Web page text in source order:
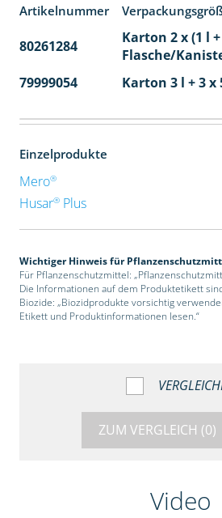
Artikelnummer
80261284
Karton 2 x (1 l
Flasche/
79999054 Karton 3 l + 3
Einzelprodukte
Mero®
Husar®Plus
Wichtiger Hinweis für
Für Pflanzenschutzmittel:
Die Informationen auf dem Produktetikett
Biozide: „Biozidprodukte vorsichtig
Etikett und Produktinformationen lesen.“
ZUM VERGLEICH (0)
Video